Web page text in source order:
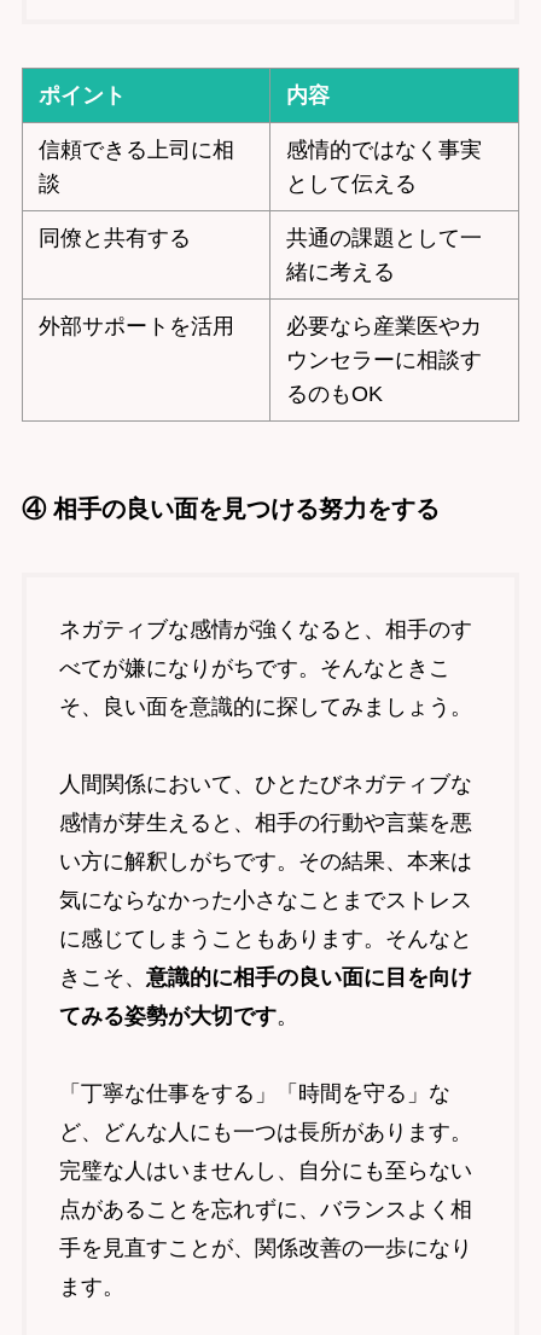
ポイント 内容
信頼できる上司に相
談
感情的ではなく事実
として伝える
同僚と共有する
共通の課題として一
緒に考える
外部サポートを活用
必要なら産業医やカ
ウンセラーに相談す
るのもOK
④ 相手の良い面を見つける努力をする
ネガティブな感情が強くなると、相手のす
べてが嫌になりがちです。そんなときこ
そ、良い面を意識的に探してみましょう。
人間関係において、ひとたびネガティブな
感情が芽生えると、相手の行動や言葉を悪
い方に解釈しがちです。その結果、本来は
気にならなかった小さなことまでストレス
に感じてしまうこともあります。そんなと
きこそ、 意識的に相手の良い面に目を向け
てみる姿勢が大切です。
「丁寧な仕事をする」「時間を守る」な
ど、どんな人にも一つは長所があります。
完璧な人はいませんし、自分にも至らない
点があることを忘れずに、バランスよく相
手を見直すことが、関係改善の一歩になり
ます。